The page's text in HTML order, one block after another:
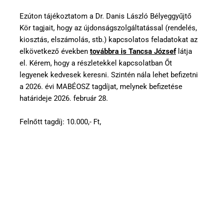
Ezúton tájékoztatom a Dr. Danis László Bélyeggyűjtő
Kör tagjait, hogy az újdonságszolgáltatással (rendelés,
kiosztás, elszámolás, stb.) kapcsolatos feladatokat az
elkövetkező években továbbra is Tancsa Józseflátja
el. Kérem, hogy a részletekkel kapcsolatban Őt
legyenek kedvesek keresni. Szintén nála lehet befizetni
a 2026. évi MABÉOSZ tagdíjat, melynek befizetése
határideje 2026. február 28.
Felnőtt tagdíj: 10.000,- Ft,